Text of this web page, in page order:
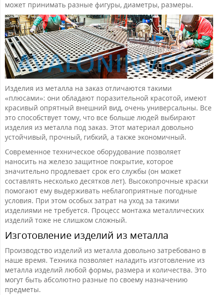
может принимать разные фигуры, диаметры, размеры.
Изделия из металла на заказ отличаются такими
«плюсами»: они обладают поразительной красотой, имеют
красивый опрятный внешний вид, очень универсальны. Все
это способствует тому, что все больше людей выбирают
изделия из металла под заказ. Этот материал довольно
устойчивый, прочный, гибкий, а также экономичный.
Современное техническое оборудование позволяет
наносить на железо защитное покрытие, которое
значительно продлевает срок его службы (он может
составлять несколько десятков лет). Высокопрочные краски
помогают ему выдерживать неблагоприятные погодные
условия. При этом особых затрат на уход за такими
изделиями не требуется. Процесс монтажа металлических
изделий тоже не слишком сложный.
Изготовление изделий из металла
Производство изделий из металла довольно затребовано в
наше время. Техника позволяет наладить изготовление из
металла изделий любой формы, размера и количества. Это
могут быть абсолютно разные по своему назначению
предметы.